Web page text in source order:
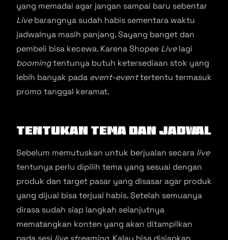
yang memadai agar jangan sampai baru sebentar
Livebarangnya sudah habis sementara waktu
jadwalnya masih panjang. Sayang banget dan
pembeli bisa kecewa. Karena Shopee Livelagi
boomingtentunya butuh ketersediaan stok yang
lebih banyak pada event-eventtertentu termasuk
promo tanggal keramat.
Tentukan Tema dan Jadwal
Sebelum memutuskan untuk berjualan secara live
tentunya perlu dipilih tema yang sesuai dengan
produk dan target pasar yang disasar agar produk
yang dijual bisa terjual habis. Setelah semuanya
dirasa sudah siap langkah selanjutnya
mematangkan konten yang akan ditampilkan